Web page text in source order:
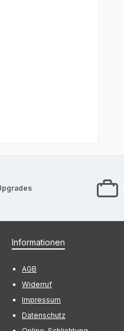
Informationen
AGB
Widerruf
Impressum
Datenschutz